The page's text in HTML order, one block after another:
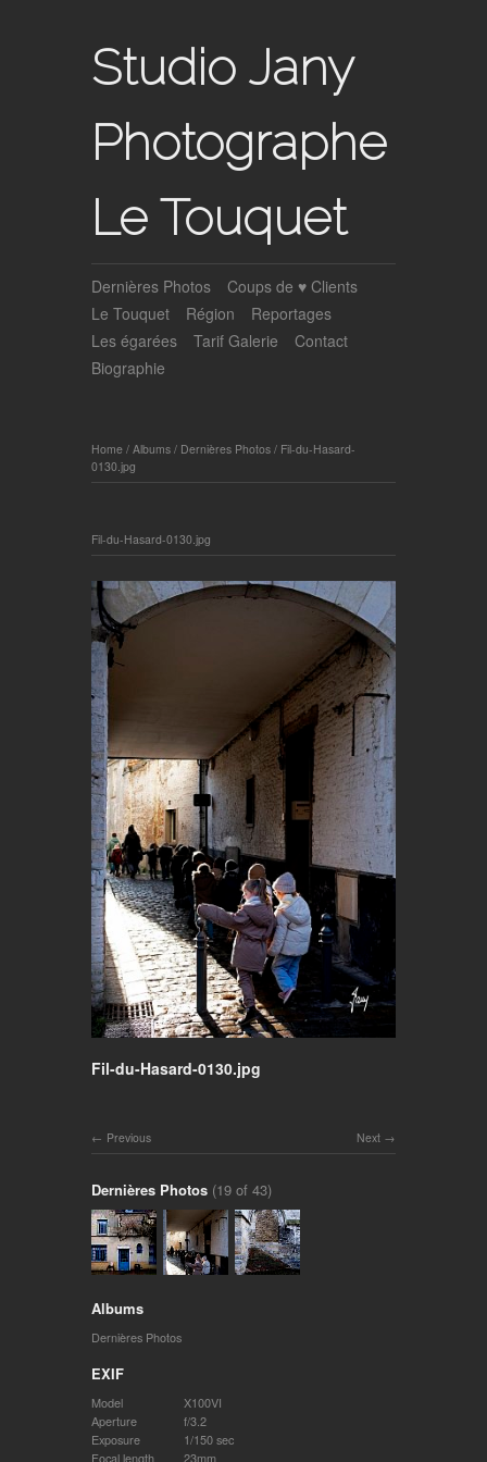
Studio Jany
Photographe
Le Touquet
Dernières Photos
Coups de ♥ Clients
Le Touquet
Région
Reportages
Les égarées
Tarif Galerie
Contact
Biographie
Home / Albums / Dernières Photos / Fil-du-Hasard-
0130.jpg
Fil-du-Hasard-0130.jpg
Fil-du-Hasard-0130.jpg
Next
Previous
Dernières Photos (19 of 43)
Albums
Dernières Photos
EXIF
Model
X100VI
Aperture
f/3.2
Exposure
1/150 sec
Focal length
23mm